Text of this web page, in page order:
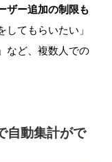
ザー追加の制限も
してもらいたい」
など、複数人での
自動集計がで